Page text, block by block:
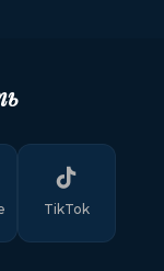
TikTok